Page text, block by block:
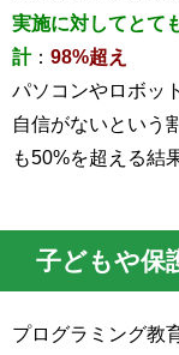
実施に対してとて
計： 98%超え
パソコンやロボッ
自信がないという
も50%を超える結
子どもや保
プログラミング教